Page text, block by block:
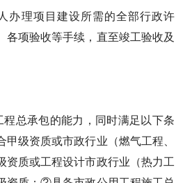
办理项目建设所需的全部行政许
各项验收等手续，直至竣工验收及
总承包的能力，同时满足以下条
级资质或市政行业（燃气工程、
资质或工程设计市政行业（热力工